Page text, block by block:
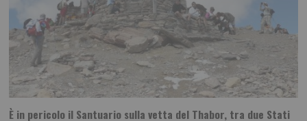
È in pericolo il Santuario sulla vetta del Thabor, tra due Stati